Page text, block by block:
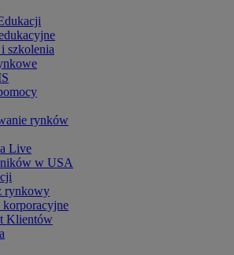
szkolenia
rynków
Live
w USA
rynkowy
korporacyjne
Klientów